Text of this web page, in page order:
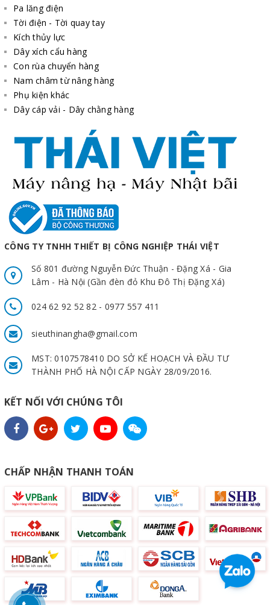
Pa lăng điện
Tời điện - Tời quay tay
Kích thủy lực
Dây xích cẩu hàng
Con rùa chuyển hàng
Nam châm từ nâng hàng
Phụ kiện khác
Dây cáp vải - Dây chằng hàng
CÔNG TY TNHH THIẾT BỊ CÔNG NGHIỆP THÁI VIỆT
Số 801 đường Nguyễn Đức Thuận - Đặng Xá - Gia
Lâm - Hà Nội (Gần đèn đỏ Khu Đô Thị Đặng Xá)
024 62 92 52 82 - 0977 557 411
sieuthinangha@gmail.com
MST: 0107578410 DO SỞ KẾ HOẠCH VÀ ĐẦU TƯ
THÀNH PHỐ HÀ NỘI CẤP NGÀY 28/09/2016.
KẾT NỐI VỚI CHÚNG TÔI
CHẤP NHẬN THANH TOÁN